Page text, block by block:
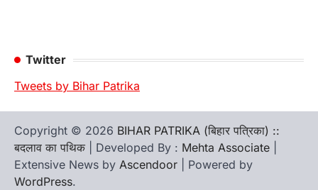
Twitter
Tweets by Bihar Patrika
Copyright © 2026 BIHAR PATRIKA (बिहार पत्रिका) ::
बदलाव का पथिक | Developed By : Mehta Associate
Extensive News by Ascendoor | Powered by
WordPress.